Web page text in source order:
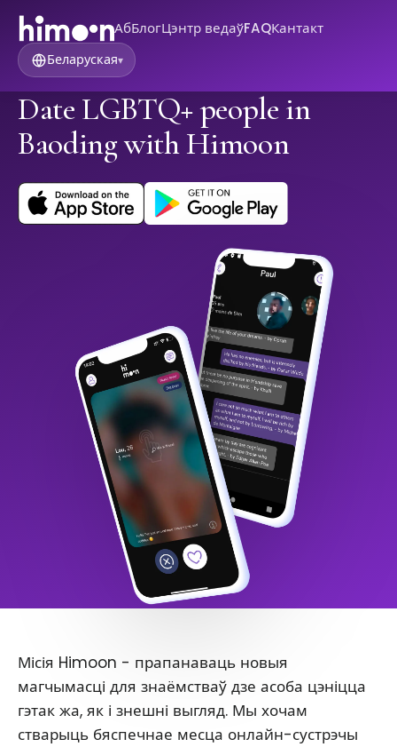
АбБлогЦэнтр ведаўFAQКантакт
Беларуская▾
Date LGBTQ+ people in
Baoding with Himoon
Місія Himoon - прапанаваць новыя
магчымасці для знаёмстваў дзе асоба цэніцца
гэтак жа, як і знешні выгляд. Мы хочам
стварыць бяспечнае месца онлайн-сустрэчы